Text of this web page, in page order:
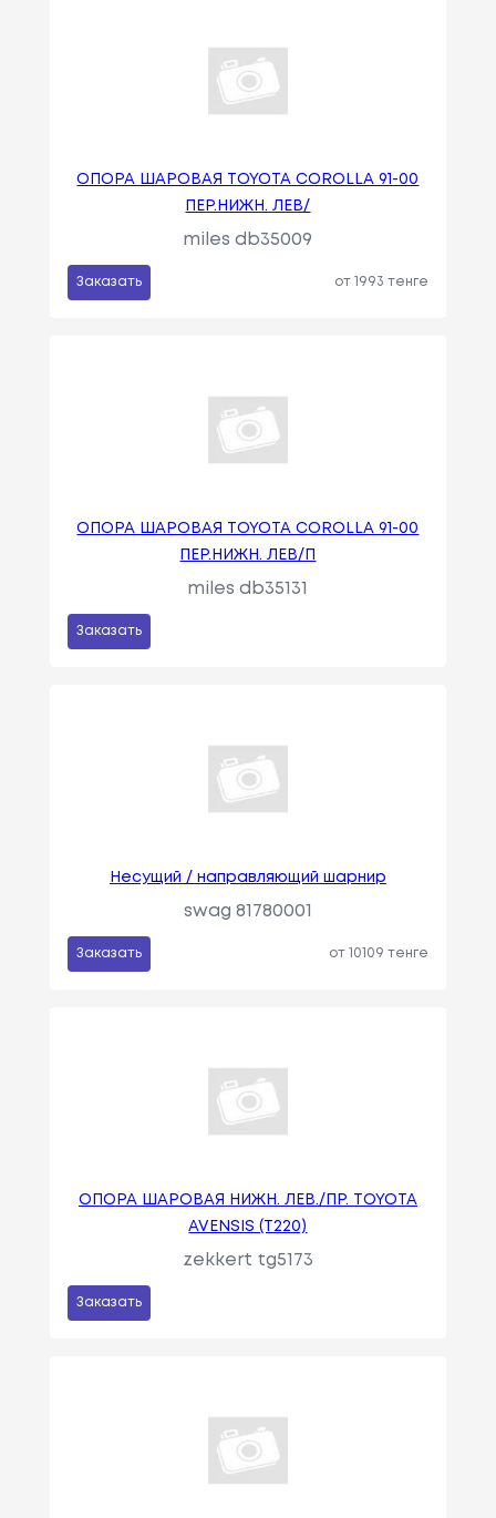
ОПОРА ШАРОВАЯ TOYOTA COROLLA 91-00
ПЕР.НИЖН. ЛЕВ/
miles db35009
Заказать от 1993 тенге
ОПОРА ШАРОВАЯ TOYOTA COROLLA 91-00
ПЕР.НИЖН. ЛЕВ/П
miles db35131
Заказать
Несущий / направляющий шарнир
swag 81780001
Заказать от 10109 тенге
ОПОРА ШАРОВАЯ НИЖН. ЛЕВ./ПР. TOYOTA
AVENSIS (T220)
zekkert tg5173
Заказать